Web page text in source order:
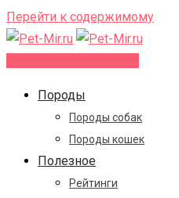
Перейти к содержимому
Породы
Породы собак
Породы кошек
Полезное
Рейтинги